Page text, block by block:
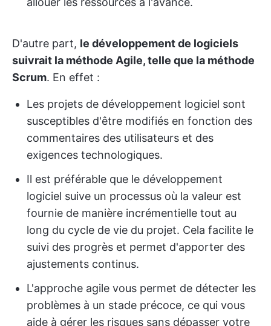
D'autre part, le développement de logiciels
suivrait la méthode Agile, telle que la méthode
Scrum. En effet :
Les projets de développement logiciel sont
susceptibles d'être modifiés en fonction des
commentaires des utilisateurs et des
exigences technologiques.
Il est préférable que le développement
logiciel suive un processus où la valeur est
fournie de manière incrémentielle tout au
long du cycle de vie du projet. Cela facilite le
suivi des progrès et permet d'apporter des
ajustements continus.
L'approche agile vous permet de détecter les
problèmes à un stade précoce, ce qui vous
aide à gérer les risques sans dépasser votre